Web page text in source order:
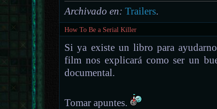
Archivado en: Trailers.
How To Be a Serial Killer
Si ya existe un libro para
film nos explicará como ser un
documental.
Tomar apuntes.